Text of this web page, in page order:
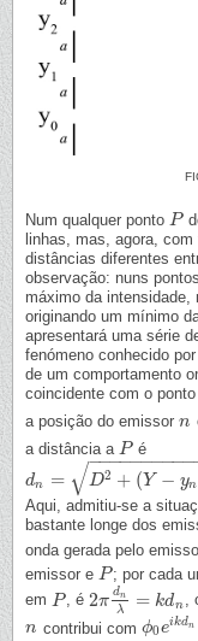
Num qualquer ponto P
P
linhas, mas, agora,
distâncias diferentes
observação: nuns
máximo da intensidade,
originando um mínimo
apresentará uma série
fenómeno conhecido
de um comportamento
coincidente com o
a posição do emissor n
n
a distância a P
P é
dn = D2 + ( Y − yn
−−−−−−−−−−
√
dn D2 + ( Y−y n)2 ≃D +Y 22
Aqui, admitiu-se a
bastante longe dos
onda gerada pelo
emissor e P
P ; por cada
em P
P , é2π
dn
λ = kdn
2πdnλ =k dn ,
n
n contribui com ϕ0eikdn
ϕ0eikdn